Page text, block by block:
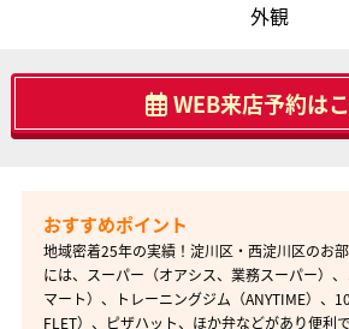
外観
WEB来店予約は
地域密着25年の実績！淀川区・西淀川区のお
には、スーパー（オアシス、業務スーパー）
マート）、トレーニングジム（ANYTIME）、
FLET）、ピザハット、ほか弁などがあり便利